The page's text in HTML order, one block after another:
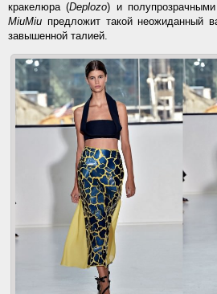
кракелюра (Deplozo) и
MiuMiu предложит такой неожиданный
завышенной талией.